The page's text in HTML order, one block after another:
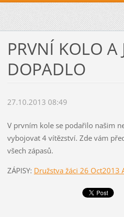
PRVNÍ KOLO A
DOPADLO
27.10.2013 08:49
V prvním kole se podařilo našim
vybojovat 4 vítězství. Zde vám
všech zápasů.
ZÁPISY: Družstva žáci 26 Oct2013